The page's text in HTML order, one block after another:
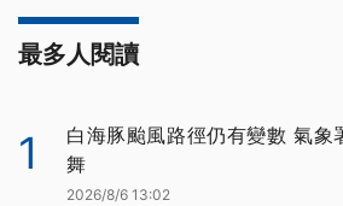
最多人閱讀
1
白海豚颱風路徑仍有變數 氣象
舞
2026/8/6 13:02